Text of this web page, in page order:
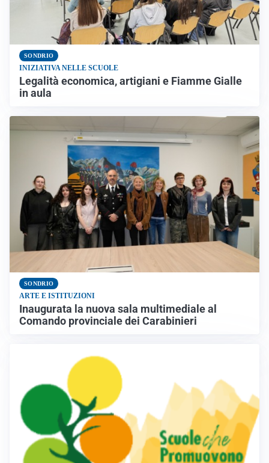
SONDRIO
INIZIATIVA NELLE SCUOLE
Legalità economica, artigiani e Fiamme Gialle
in aula
SONDRIO
ARTE E ISTITUZIONI
Inaugurata la nuova sala multimediale al
Comando provinciale dei Carabinieri